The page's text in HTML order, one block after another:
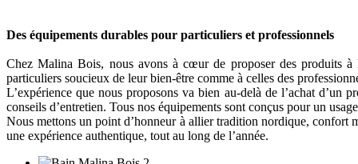
Des équipements durables pour particuliers et professionnels
Chez Malina Bois, nous avons à cœur de proposer des produits à
particuliers soucieux de leur bien-être comme à celles des
L’expérience que nous proposons va bien au-delà de l’achat
conseils d’entretien. Tous nos équipements sont conçus pour un
Nous mettons un point d’honneur à allier tradition nordique, confort
une expérience authentique, tout au long de l’année.